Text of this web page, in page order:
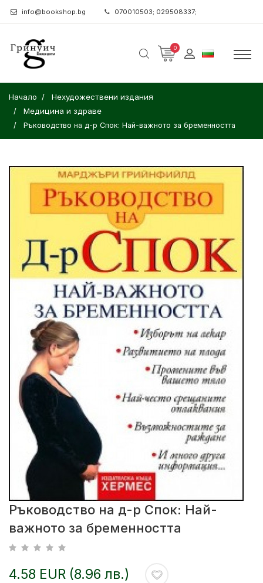
info@bookshop.bg 070010503; 029508337;
0
Начало
Нехудожествени издания
Медицина и здраве
Ръководство на д-р Спок: Най-важното за бременността
Ръководство на д-р Спок: Най-
важното за бременността
4.58 EUR (8.96 лв.)